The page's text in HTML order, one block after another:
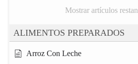
Mostrar artículos
ALIMENTOS PREPARADOS
Arroz Con Leche